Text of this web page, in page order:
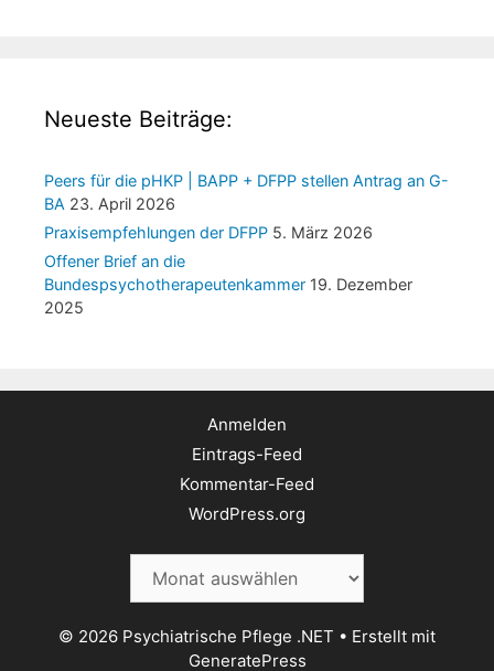
Neueste Beiträge:
Peers für die pHKP | BAPP + DFPP stellen Antrag an G-
BA 23. April 2026
Praxisempfehlungen der DFPP 5. März 2026
Offener Brief an die
Bundespsychotherapeutenkammer 19. Dezember
2025
Anmelden
Eintrags-Feed
Kommentar-Feed
WordPress.org
© 2026 Psychiatrische Pflege .NET • Erstellt mit
GeneratePress